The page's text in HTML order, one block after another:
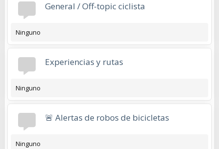
General / Off-topic ciclista
Ninguno
Experiencias y rutas
Ninguno
🚨 Alertas de robos de bicicletas
Ninguno